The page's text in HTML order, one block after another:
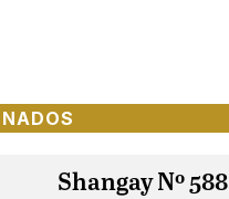
Shangay Nº 588